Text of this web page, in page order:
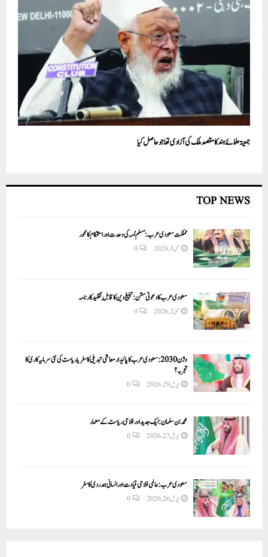
جمعیۃ علمائے ہند کا مقصد ملک کی آزادی تھا جو حاصل کیا
TOP NEWS
مملکت سعودی عرب: مسلم اُمہ کی وحدت اور استحکام کا محور
مئی 3, 2026 0
سعودی عرب کا دعوتی مشن: تبلیغ دین کا قابلِ تقلید کارنامہ
مئی 2, 2026 0
وژن 2030:سعودی عرب کا پائیدار معاشی تبدیلی کا سفر یا ریاست کی نئی سرمایہ کاری کا
تجربہ؟
اپریل 29, 2026 0
محمد بن سلمان: ایک جدید اور فلاحی ریاست کے معمار
اپریل 27, 2026 0
سعودی عرب: عالمی فلاحی قیادت اور انسانی ہمدردی کا سفر
اپریل 26, 2026 0